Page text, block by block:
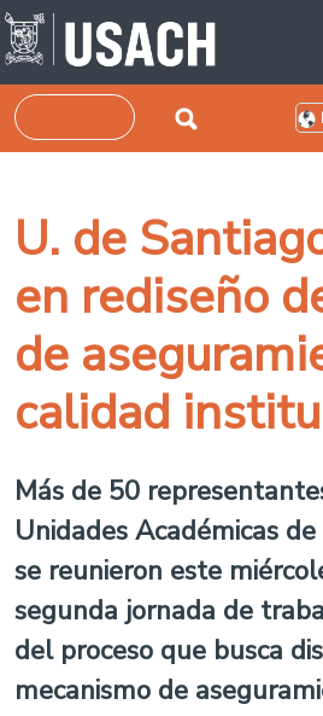
Pasar al contenido principal
Buscar
U. de
en rediseño
de
calidad
Más de 50
Unidades Académicas
se reunieron este
segunda jornada de
del proceso que busca
mecanismo de